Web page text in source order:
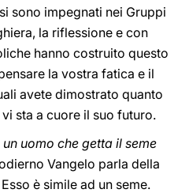
sono impegnati nei Gruppi
la riflessione e con
hanno costruito questo
la vostra fatica e il
avete dimostrato quanto
sta a cuore il suo futuro.
uomo che getta il seme
Vangelo parla della
è simile ad un seme.